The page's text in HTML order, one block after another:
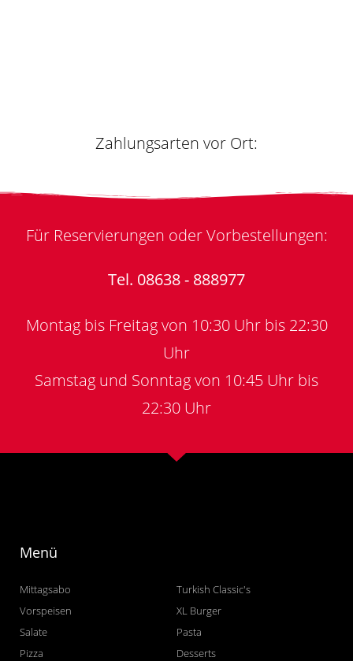
Zahlungsarten vor Ort:
Für Reservierungen oder Vorbestellungen:
Tel. 08638 - 888977
Montag bis Freitag von 10:30 Uhr bis 22:30
Uhr
Samstag und Sonntag von 10:45 Uhr bis
22:30 Uhr
Menü
Mittagsabo
Vorspeisen
Salate
Pizza
Turkish Classic's
XL Burger
Pasta
Desserts